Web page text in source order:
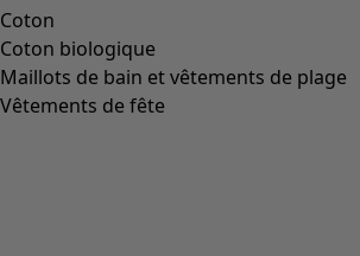
Coton
Coton biologique
Maillots de bain et vêtements de plage
Vêtements de fête